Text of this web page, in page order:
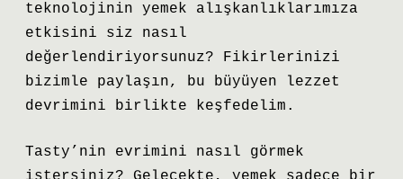
teknolojinin yemek alışkanlıklarımıza
etkisini siz nasıl
değerlendiriyorsunuz? Fikirlerinizi
bizimle paylaşın, bu büyüyen lezzet
devrimini birlikte keşfedelim.
Tasty’nin evrimini nasıl görmek